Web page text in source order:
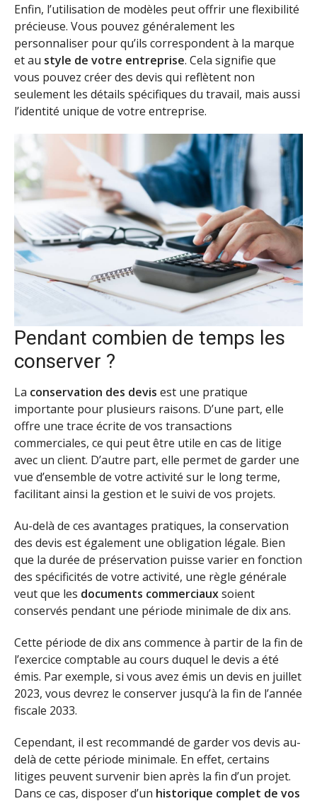
Enfin, l’utilisation de modèles peut offrir une flexibilité
précieuse. Vous pouvez généralement les
personnaliser pour qu’ils correspondent à la marque
et au style de votre entreprise. Cela signifie que
vous pouvez créer des devis qui reflètent non
seulement les détails spécifiques du travail, mais aussi
l’identité unique de votre entreprise.
Pendant combien de temps les
conserver ?
La conservation des devis est une pratique
importante pour plusieurs raisons. D’une part, elle
offre une trace écrite de vos transactions
commerciales, ce qui peut être utile en cas de litige
avec un client. D’autre part, elle permet de garder une
vue d’ensemble de votre activité sur le long terme,
facilitant ainsi la gestion et le suivi de vos projets.
Au-delà de ces avantages pratiques, la conservation
des devis est également une obligation légale. Bien
que la durée de préservation puisse varier en fonction
des spécificités de votre activité, une règle générale
veut que les documents commerciauxsoient
conservés pendant une période minimale de dix ans.
Cette période de dix ans commence à partir de la fin de
l’exercice comptable au cours duquel le devis a été
émis. Par exemple, si vous avez émis un devis en juillet
2023, vous devrez le conserver jusqu’à la fin de l’année
fiscale 2033.
Cependant, il est recommandé de garder vos devis au-
delà de cette période minimale. En effet, certains
litiges peuvent survenir bien après la fin d’un projet.
Dans ce cas, disposer d’un historique complet de vos